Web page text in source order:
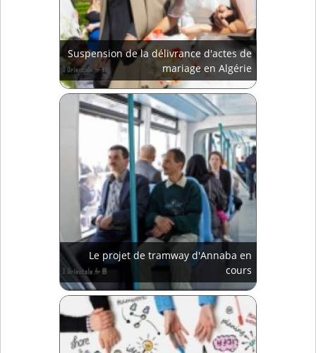
Suspension de la délivrance d'actes de
mariage en Algérie
Le projet de tramway d'Annaba en
cours